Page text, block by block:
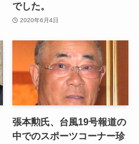
でした。
2020年6月4日
張本勲氏、台風19号報道の
中でのスポーツコーナー珍